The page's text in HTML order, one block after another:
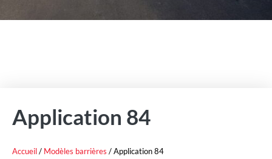
Application 84
Accueil/ Modèles barrières / Application 84